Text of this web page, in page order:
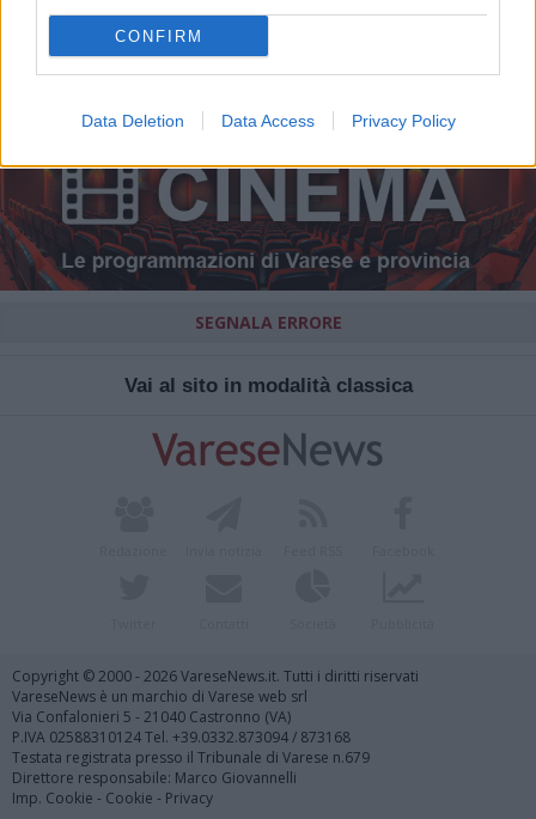
CONFIRM
Data Deletion Data Access Privacy Policy
SEGNALA ERRORE
Vai al sito in modalità classica
Copyright © 2000 - 2026 VareseNews.it. Tutti i diritti riservati
VareseNews è un marchio di Varese web srl
Via Confalonieri 5 - 21040 Castronno (VA)
P.IVA 02588310124 Tel. +39.0332.873094 / 873168
Testata registrata presso il Tribunale di Varese n.679
Direttore responsabile: Marco Giovannelli
Imp. Cookie - Cookie - Privacy